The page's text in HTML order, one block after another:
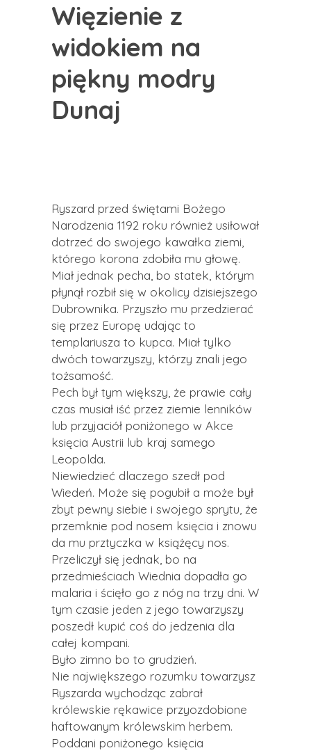
Więzienie z
widokiem na
piękny modry
Dunaj
Ryszard przed świętami Bożego
Narodzenia 1192 roku również usiłował
dotrzeć do swojego kawałka ziemi,
którego korona zdobiła mu głowę.
Miał jednak pecha, bo statek, którym
płynął rozbił się w okolicy dzisiejszego
Dubrownika. Przyszło mu przedzierać
się przez Europę udając to
templariusza to kupca. Miał tylko
dwóch towarzyszy, którzy znali jego
tożsamość.
Pech był tym większy, że prawie cały
czas musiał iść przez ziemie lenników
lub przyjaciół poniżonego w Akce
księcia Austrii lub kraj samego
Leopolda.
Niewiedzieć dlaczego szedł pod
Wiedeń. Może się pogubił a może był
zbyt pewny siebie i swojego sprytu, że
przemknie pod nosem księcia i znowu
da mu prztyczka w książęcy nos.
Przeliczył się jednak, bo na
przedmieściach Wiednia dopadła go
malaria i ścięło go z nóg na trzy dni. W
tym czasie jeden z jego towarzyszy
poszedł kupić coś do jedzenia dla
całej kompani.
Było zimno bo to grudzień.
Nie największego rozumku towarzysz
Ryszarda wychodząc zabrał
królewskie rękawice przyozdobione
haftowanym królewskim herbem.
Poddani poniżonego księcia